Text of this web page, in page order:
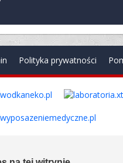
Polityka prywatności